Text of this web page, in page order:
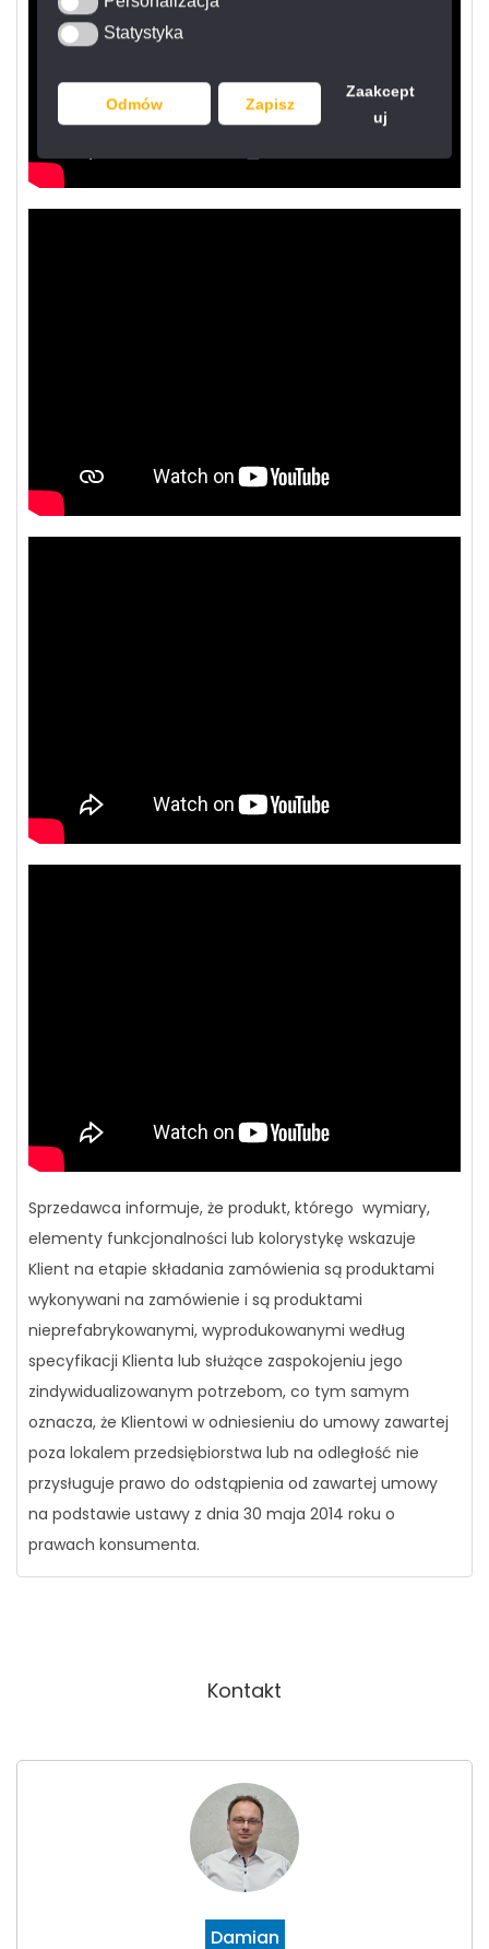
StatystykaStatystyka
Odmów Zapisz
Zaakcept
uj
Sprzedawca informuje, że produkt, którego wymiary,
elementy funkcjonalności lub kolorystykę wskazuje
Klient na etapie składania zamówienia są produktami
wykonywani na zamówienie i są produktami
nieprefabrykowanymi, wyprodukowanymi według
specyfikacji Klienta lub służące zaspokojeniu jego
zindywidualizowanym potrzebom, co tym samym
oznacza, że Klientowi w odniesieniu do umowy zawartej
poza lokalem przedsiębiorstwa lub na odległość nie
przysługuje prawo do odstąpienia od zawartej umowy
na podstawie ustawy z dnia 30 maja 2014 roku o
prawach konsumenta.
Kontakt
Damian